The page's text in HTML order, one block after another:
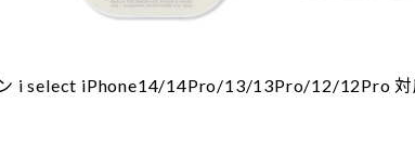
iPhone14/14Pro/13/13Pro/12/12Pro